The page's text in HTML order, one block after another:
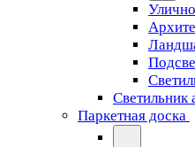
Светильник
Паркетная доска